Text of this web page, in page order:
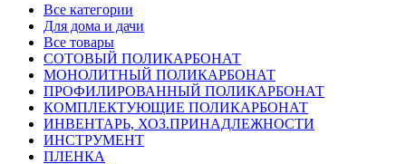
Все категории
Для дома и дачи
Все товары
СОТОВЫЙ ПОЛИКАРБОНАТ
МОНОЛИТНЫЙ ПОЛИКАРБОНАТ
ПРОФИЛИРОВАННЫЙ ПОЛИКАРБОНАТ
КОМПЛЕКТУЮЩИЕ ПОЛИКАРБОНАТ
ИНВЕНТАРЬ, ХОЗ.ПРИНАДЛЕЖНОСТИ
ИНСТРУМЕНТ
ПЛЕНКА